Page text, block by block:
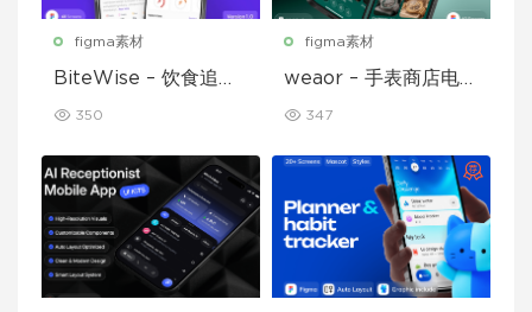
figma素材
BiteWise – 饮食追踪
350
figma素材
weaor – 手表商店电子
347